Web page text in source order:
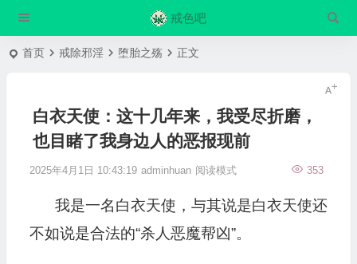
戒色吧
首页 戒除邪淫 堕胎之殇 正文
白衣天使：这十几年来，我受尽折磨，
也目睹了我身边人的恶报现前
2025年4月1日 10:43:19 adminhuan 353
阅读模式
我是一名白衣天使，与其说是白衣天使还
不如说是合法的“杀人恶魔帮凶”。